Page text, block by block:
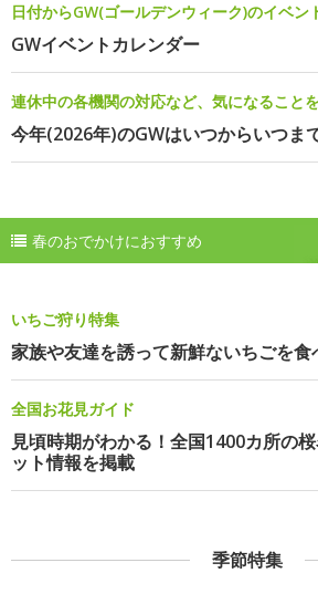
日付からGW(ゴールデンウィーク)のイベン
GWイベントカレンダー
連休中の各機関の対応など、気になること
今年(2026年)のGWはいつからいつま
春のおでかけにおすすめ
いちご狩り特集
家族や友達を誘って新鮮ないちごを食
全国お花見ガイド
見頃時期がわかる！全国1400カ所の
ット情報を掲載
季節特集